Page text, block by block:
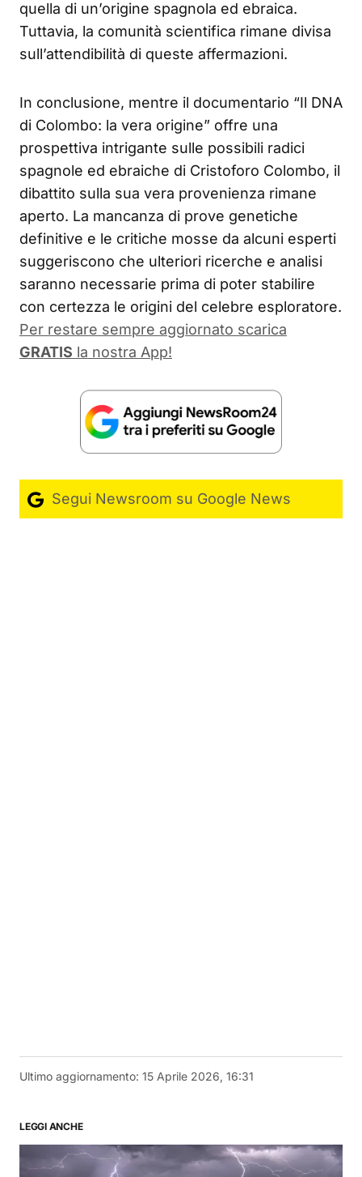
quella di un’origine spagnola ed ebraica.
Tuttavia, la comunità scientifica rimane divisa
sull’attendibilità di queste affermazioni.
In conclusione, mentre il documentario “Il DNA
di Colombo: la vera origine” offre una
prospettiva intrigante sulle possibili radici
spagnole ed ebraiche di Cristoforo Colombo, il
dibattito sulla sua vera provenienza rimane
aperto. La mancanza di prove genetiche
definitive e le critiche mosse da alcuni esperti
suggeriscono che ulteriori ricerche e analisi
saranno necessarie prima di poter stabilire
con certezza le origini del celebre esploratore.
Per restare sempre aggiornato scarica
GRATIS la nostra App!
Segui Newsroom su Google News
Ultimo aggiornamento: 15 Aprile 2026, 16:31
LEGGI ANCHE